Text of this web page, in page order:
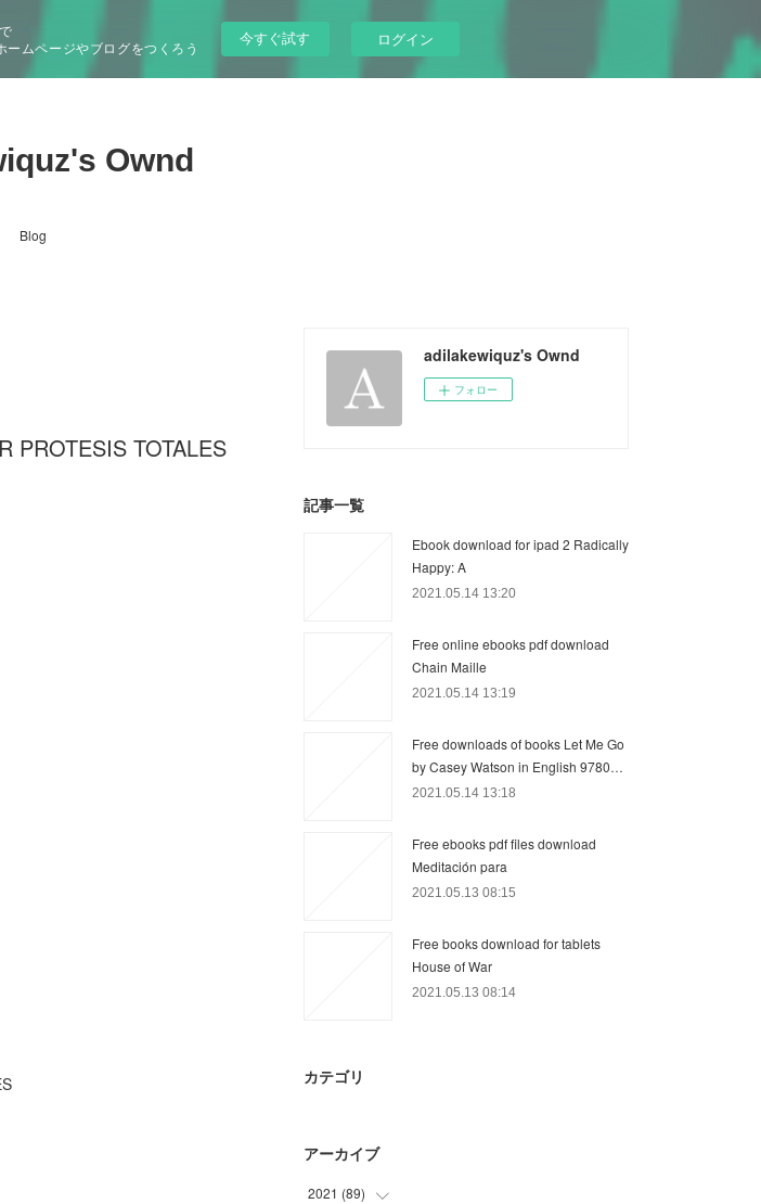
ームページやブログをつくろう
今すぐ試す ログイン
Ownd
Blog
PROTESIS TOTALES
adilakewiquz's Ownd
フォロー
記事一覧
Ebook download for ipad 2 Radically
Happy: A
2021.05.14 13:20
Free online ebooks pdf download
Chain Maille
2021.05.14 13:19
Free downloads of books Let Me Go
by Casey Watson in English 9780…
2021.05.14 13:18
Free ebooks pdf files download
Meditación para
2021.05.13 08:15
Free books download for tablets
House of War
2021.05.13 08:14
カテゴリ
アーカイブ
2021 (89)